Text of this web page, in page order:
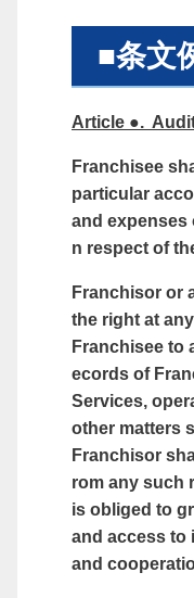
■条文
Article ●.
Franchisee
particular
and expenses
n respect of
Franchisor or
the right at
Franchisee to
ecords of
Services,
other matters
Franchisor
rom any such
is obliged to
and access to
and